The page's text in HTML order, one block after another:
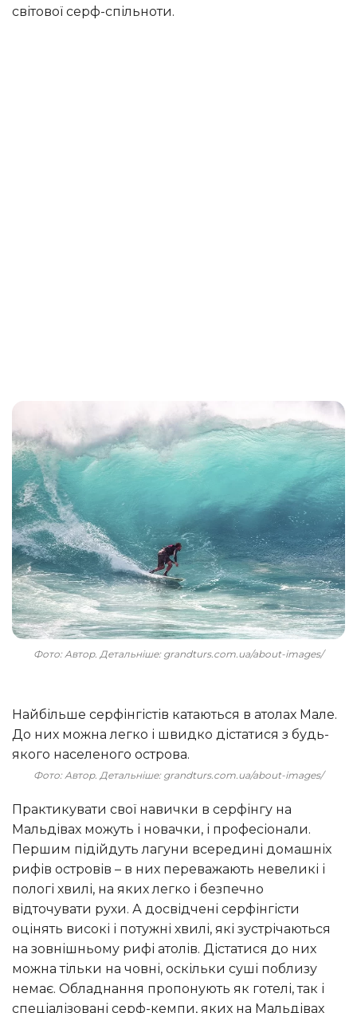
світової серф-спільноти.
Фото: Автор. Детальніше: grandturs.com.ua/about-images/
Найбільше серфінгістів катаються в атолах Мале.
До них можна легко і швидко дістатися з будь-
якого населеного острова.
Фото: Автор. Детальніше: grandturs.com.ua/about-images/
Практикувати свої навички в серфінгу на
Мальдівах можуть і новачки, і професіонали.
Першим підійдуть лагуни всередині домашніх
рифів островів – в них переважають невеликі і
пологі хвилі, на яких легко і безпечно
відточувати рухи. А досвідчені серфінгісти
оцінять високі і потужні хвилі, які зустрічаються
на зовнішньому рифі атолів. Дістатися до них
можна тільки на човні, оскільки суші поблизу
немає. Обладнання пропонують як готелі, так і
спеціалізовані серф-кемпи, яких на Мальдівах